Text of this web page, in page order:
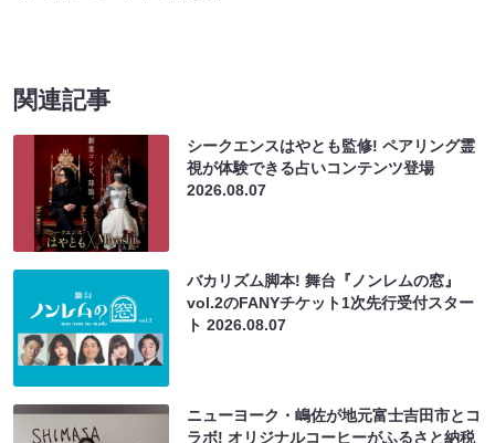
関連記事
シークエンスはやとも監修! ペアリング霊
視が体験できる占いコンテンツ登場
2026.08.07
バカリズム脚本! 舞台『ノンレムの窓』
vol.2のFANYチケット1次先行受付スター
ト2026.08.07
ニューヨーク・嶋佐が地元富士吉田市とコ
ラボ! オリジナルコーヒーがふるさと納税